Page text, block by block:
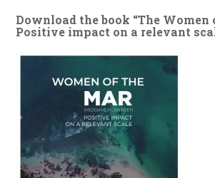
Download the book “The Women
Positive impact on a relevant